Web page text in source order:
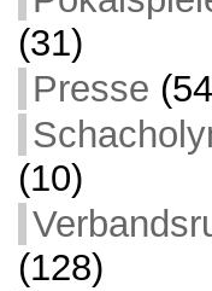
(31)
Presse
(10)
(128)